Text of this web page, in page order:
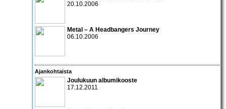
20.10.2006
Metal – A Headbangers Journey
06.10.2006
Ajankohtaista
Joulukuun albumikooste
17.12.2011